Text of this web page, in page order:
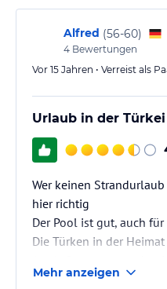
Alfred (56-60)
4 Bewertungen
Vor 15 Jahren • Verreist als
Urlaub in der Türkei
Wer keinen
hier richtig
Der Pool ist gut, auch
Die Türken in der
In der zweiten Woche
Mehr anzeigen